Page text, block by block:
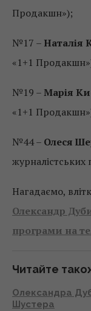
Продакшн»);
№17 – Наталія
«1+1
№19 –Марія
«1+1
№44 – Олеся
Нагадаємо,
Олександр
програми на
Читайте
Олександра
Шустера